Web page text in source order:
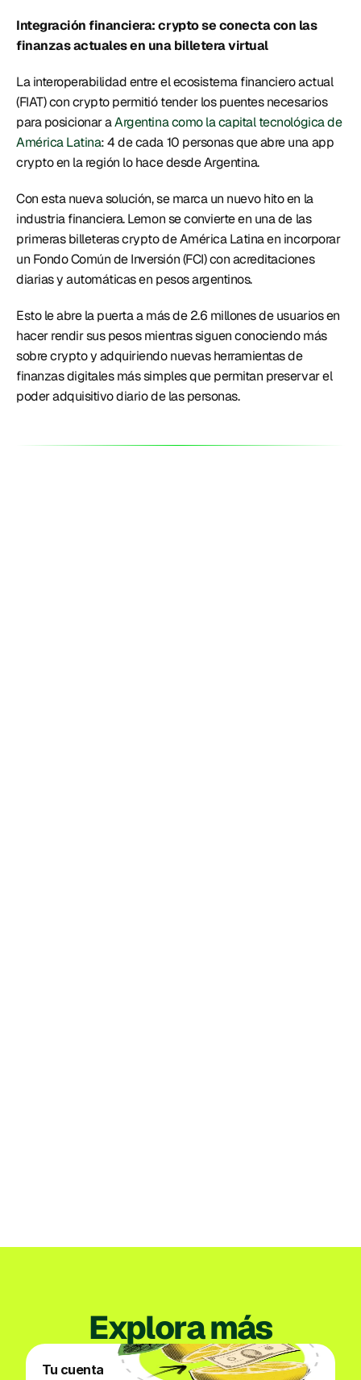
Integración financiera: crypto se conecta con las
finanzas actuales en una billetera virtual
La interoperabilidad entre el ecosistema financiero actual
(FIAT) con crypto permitió tender los puentes necesarios
para posicionar a Argentina como la capital tecnológica de
América Latina: 4 de cada 10 personas que abre una app
crypto en la región lo hace desde Argentina.
Con esta nueva solución, se marca un nuevo hito en la
industria financiera. Lemon se convierte en una de las
primeras billeteras crypto de América Latina en incorporar
un Fondo Común de Inversión (FCI) con acreditaciones
diarias y automáticas en pesos argentinos.
Esto le abre la puerta a más de 2.6 millones de usuarios en
hacer rendir sus pesos mientras siguen conociendo más
sobre crypto y adquiriendo nuevas herramientas de
finanzas digitales más simples que permitan preservar el
poder adquisitivo diario de las personas.
Explora más
Tu cuenta